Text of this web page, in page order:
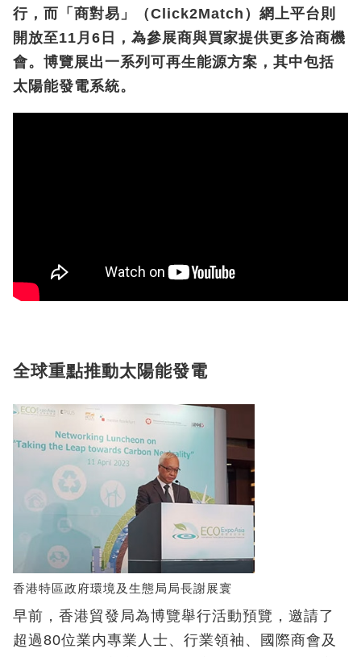
行，而「商對易」（Click2Match）網上平台則
開放至11月6日，為參展商與買家提供更多洽商機
會。博覽展出一系列可再生能源方案，其中包括
太陽能發電系統。
全球重點推動太陽能發電
香港特區政府環境及生態局局長謝展寰
早前，香港貿發局為博覽舉行活動預覽，邀請了
超過80位業内專業人士、行業領袖、國際商會及